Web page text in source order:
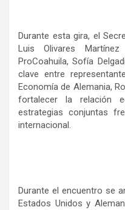
Durante esta gira, el
Luis Olivares
ProCoahuila, Sofía
clave entre
Economía de Alemania,
fortalecer la relación
estrategias conjuntas
internacional.
Durante el encuentro se
Estados Unidos y